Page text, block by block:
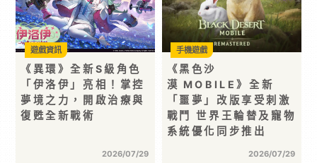
《異環》全新S級角色
「伊洛伊」亮相！掌控
夢境之力，開啟治療與
復甦全新戰術
2026/07/29
遊戲資訊
《黑色沙
漠 MOBILE》全新
「噩夢」改版享受刺激
戰鬥 世界王輪替及寵物
系統優化同步推出
2026/07/29
手機遊戲